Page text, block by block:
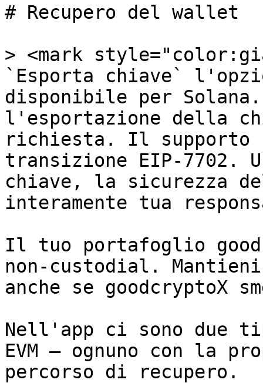
# Recupero del wallet
> <mark
`Esporta chiave`
disponibile per
l'esportazione della
richiesta. Il supporto
transizione EIP-7702.
chiave, la sicurezza
interamente tua
Il tuo portafoglio
non-custodial.
anche se goodcryptoX
Nell'app ci sono due
EVM — ognuno con la
percorso di recupero.